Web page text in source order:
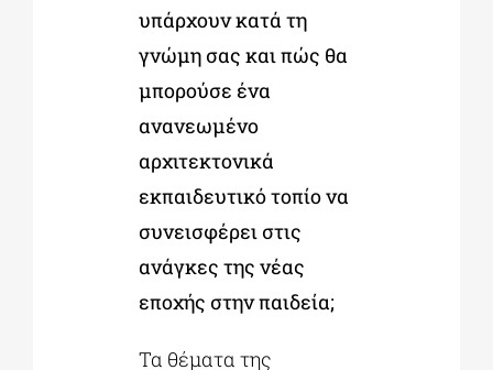
υπάρχουν κατά τη
γνώμη σας και πώς θα
μπορούσε ένα
ανανεωμένο
αρχιτεκτονικά
εκπαιδευτικό τοπίο να
συνεισφέρει στις
ανάγκες της νέας
εποχής στην παιδεία;
Τα θέματα της